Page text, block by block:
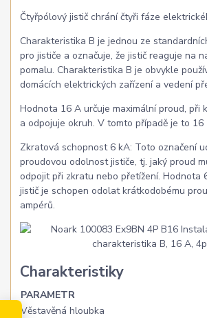
Čtyřpólový jistič chrání čtyři fáze
Charakteristika B je jednou ze
pro jističe a označuje, že jistič reaguje na
pomalu. Charakteristika B je obvykle
domácích elektrických zařízení a vedení
Hodnota 16 A určuje maximální proud, při
a odpojuje okruh. V tomto případě je to 16
Zkratová schopnost 6 kA: Toto označení
proudovou odolnost jističe, tj. jaký proud
odpojit při zkratu nebo přetížení. Hodnota
jistič je schopen odolat krátkodobému
ampérů.
Charakteristiky
PARAMETR
Věstavěná hloubka